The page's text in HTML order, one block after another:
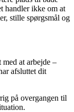
handler ikke om at
stille spørgsmål og
at arbejde –
afsluttet dit
på overgangen til